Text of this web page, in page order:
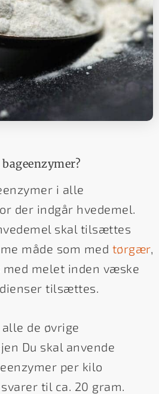
i alle
der indgår hvedemel.
skal tilsættes
måde som med tørgær,
med melet inden væske
tilsættes.
de øvrige
Du skal anvende
per kilo
til ca. 20 gram.